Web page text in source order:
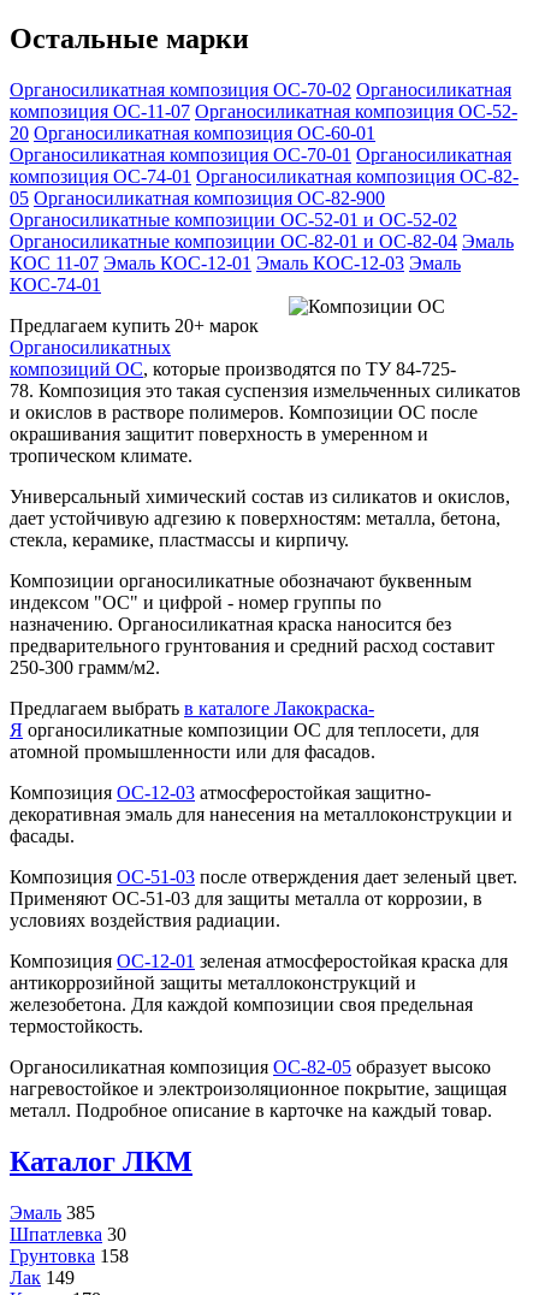
Остальные марки
Органосиликатная композиция ОС-70-02 Органосиликатная
композиция ОС-11-07 Органосиликатная композиция ОС-52-
20 Органосиликатная композиция ОС-60-01
Органосиликатная композиция ОС-70-01 Органосиликатная
композиция ОС-74-01 Органосиликатная композиция ОС-82-
05 Органосиликатная композиция ОС-82-900
Органосиликатные композиции ОС-52-01 и ОС-52-02
Органосиликатные композиции ОС-82-01 и ОС-82-04 Эмаль
КОС 11-07 Эмаль КОС-12-01 Эмаль КОС-12-03 Эмаль
КОС-74-01
Предлагаем купить 20+ марок
Органосиликатных
композиций ОС, которые производятся по ТУ 84-725-
78. Композиция это такая суспензия измельченных силикатов
и окислов в растворе полимеров. Композиции ОС после
окрашивания защитит поверхность в умеренном и
тропическом климате.
Универсальный химический состав из силикатов и окислов,
дает устойчивую адгезию к поверхностям: металла, бетона,
стекла, керамике, пластмассы и кирпичу.
Композиции органосиликатные обозначают буквенным
индексом "ОС" и цифрой - номер группы по
назначению. Органосиликатная краска наносится без
предварительного грунтования и средний расход составит
250-300 грамм/м2.
Предлагаем выбрать в каталоге Лакокраска-
Я органосиликатные композиции ОС для теплосети, для
атомной промышленности или для фасадов.
Композиция ОС-12-03 атмосферостойкая защитно-
декоративная эмаль для нанесения на металлоконструкции и
фасады.
Композиция ОС-51-03 после отверждения дает зеленый цвет.
Применяют ОС-51-03 для защиты металла от коррозии, в
условиях воздействия радиации.
Композиция ОС-12-01 зеленая атмосферостойкая краска для
антикоррозийной защиты металлоконструкций и
железобетона. Для каждой композиции своя предельная
термостойкость.
Органосиликатная композиция ОС-82-05 образует высоко
нагревостойкое и электроизоляционное покрытие, защищая
металл. Подробное описание в карточке на каждый товар.
Каталог ЛКМ
Эмаль 385
Шпатлевка 30
Грунтовка 158
Лак 149